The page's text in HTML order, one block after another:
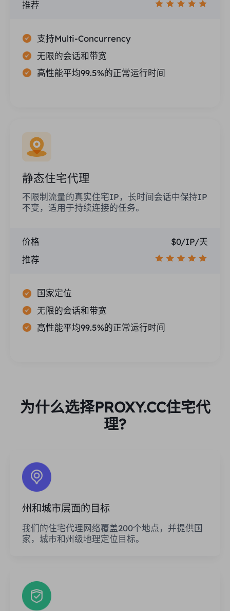
推荐
支持Multi-Concurrency
无限的会话和带宽
高性能平均99.5%的正常运行时间
静态住宅代理
不限制流量的真实住宅IP，长时间会话中保持IP
不变，适用于持续连接的任务。
价格
$0/IP/天
推荐
国家定位
无限的会话和带宽
高性能平均99.5%的正常运行时间
为什么选择PROXY.CC住宅代
理?
州和城市层面的目标
我们的住宅代理网络覆盖200个地点，并提供国
家，城市和州级地理定位目标。